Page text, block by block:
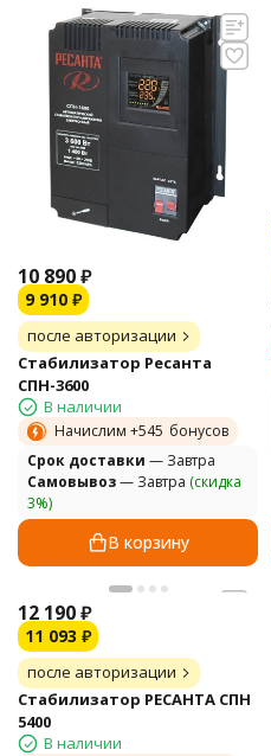
10 890₽
9 910 ₽
после авторизации
Стабилизатор Ресанта
СПН-3600
В наличии
Начислим +545 бонусов
Cрок доставки — Завтра
Самовывоз— Завтра (скидка
3%)
В корзину
12 190₽
11 093 ₽
после авторизации
Стабилизатор РЕСАНТА СПН
5400
В наличии